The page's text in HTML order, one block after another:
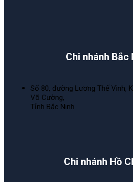
Chi nhánh Bắc
Số 80, đường Lương Thế Vinh,
Võ Cường,
Tỉnh Bắc Ninh
Chi nhánh Hồ